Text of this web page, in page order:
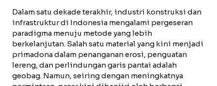
Dalam satu dekade terakhir, industri konstruksi dan
infrastruktur di Indonesia mengalami pergeseran
paradigma menuju metode yang lebih
berkelanjutan. Salah satu material yang kini menjadi
primadona dalam penanganan erosi, penguatan
lereng, dan perlindungan garis pantai adalah
geobag. Namun, seiring dengan meningkatnya